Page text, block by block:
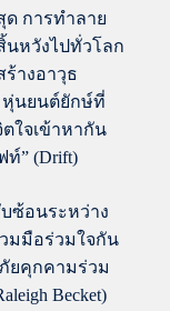
การทำลาย
นหวังไปทั่วโลก
างอาวุธ
หุ่นยนต์ยักษ์ที่
ใจเข้าหากัน
ท์” (Drift)
ซ้อนระหว่าง
มมือร่วมใจกัน
ยคุกคามร่วม
Becket)